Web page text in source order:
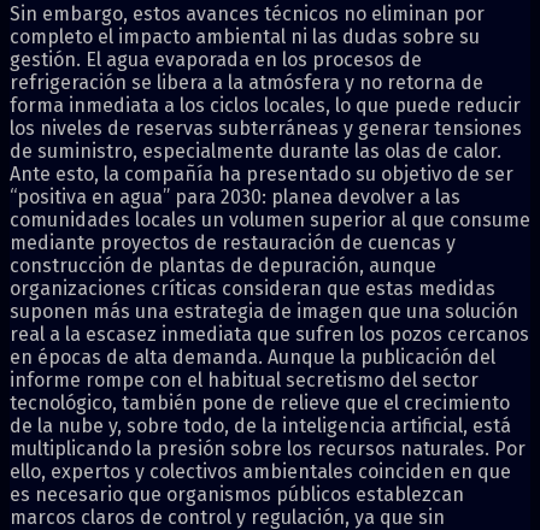
Sin embargo, estos avances técnicos no eliminan por
completo el impacto ambiental ni las dudas sobre su
gestión. El agua evaporada en los procesos de
refrigeración se libera a la atmósfera y no retorna de
forma inmediata a los ciclos locales, lo que puede reducir
los niveles de reservas subterráneas y generar tensiones
de suministro, especialmente durante las olas de calor.
Ante esto, la compañía ha presentado su objetivo de ser
“positiva en agua” para 2030: planea devolver a las
comunidades locales un volumen superior al que consume
mediante proyectos de restauración de cuencas y
construcción de plantas de depuración, aunque
organizaciones críticas consideran que estas medidas
suponen más una estrategia de imagen que una solución
real a la escasez inmediata que sufren los pozos cercanos
en épocas de alta demanda. Aunque la publicación del
informe rompe con el habitual secretismo del sector
tecnológico, también pone de relieve que el crecimiento
de la nube y, sobre todo, de la inteligencia artificial, está
multiplicando la presión sobre los recursos naturales. Por
ello, expertos y colectivos ambientales coinciden en que
es necesario que organismos públicos establezcan
marcos claros de control y regulación, ya que sin